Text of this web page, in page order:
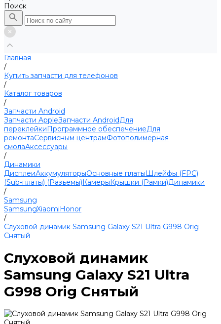
Поиск
Главная
/
Купить запчасти для телефонов
/
Каталог товаров
/
Запчасти Android
Запчасти AppleЗапчасти AndroidДля
переклейкиПрограммное обеспечениеДля
ремонтаСервисным центрамФотополимерная
смолаАксессуары
/
Динамики
ДисплеиАккумуляторыОсновные платыШлейфы (FPC)
(Sub-платы) (Разъемы)КамерыКрышки (Рамки)Динамики
/
Samsung
SamsungXiaomiHonor
/
Слуховой динамик Samsung Galaxy S21 Ultra G998 Orig
Снятый
Слуховой динамик
Samsung Galaxy S21 Ultra
G998 Orig Снятый